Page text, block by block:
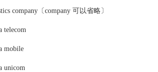
company〔company 可以省略〕
telecom
mobile
unicom